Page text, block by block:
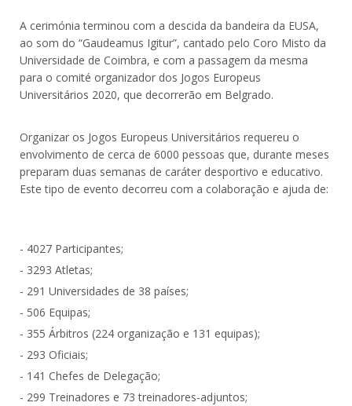
A cerimónia terminou com a descida da bandeira da EUSA,
ao som do “Gaudeamus Igitur”, cantado pelo Coro Misto da
Universidade de Coimbra, e com a passagem da mesma
para o comité organizador dos Jogos Europeus
Universitários 2020, que decorrerão em Belgrado.
Organizar os Jogos Europeus Universitários requereu o
envolvimento de cerca de 6000 pessoas que, durante meses
preparam duas semanas de caráter desportivo e educativo.
Este tipo de evento decorreu com a colaboração e ajuda de:
- 4027 Participantes;
- 3293 Atletas;
- 291 Universidades de 38 países;
- 506 Equipas;
- 355 Árbitros (224 organização e 131 equipas);
- 293 Oficiais;
- 141 Chefes de Delegação;
- 299 Treinadores e 73 treinadores-adjuntos;